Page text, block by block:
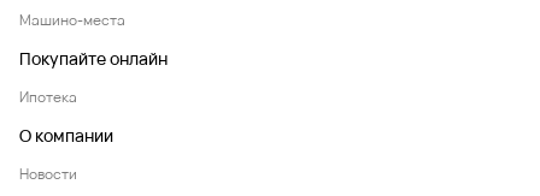
Машино-места
Покупайте онлайн
Ипотека
О компании
Новости